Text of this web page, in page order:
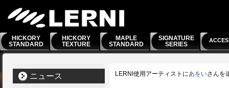
HICKORY
STANDARD
HICKORY
TEXTURE
MAPLE
STANDARD
SIGNATURE
SERIES
LERNI使用アーティストにあをいさんを
ニュース